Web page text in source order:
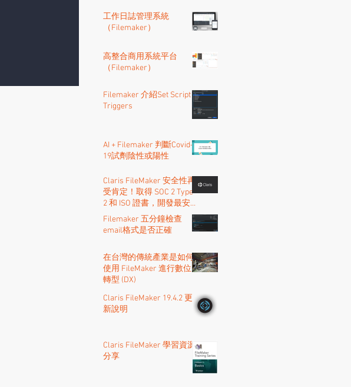
工作日誌管理系統
（Filemaker）
高整合商用系統平台
（Filemaker）
Filemaker 介紹Set Script
Triggers
AI + Filemaker 判斷Covid-
19試劑陰性或陽性
Claris FileMaker 安全性再
受肯定！取得 SOC 2 Type
2 和 ISO 證書，開發最安全
的的低程式碼系統
Filemaker 五分鐘檢查
email格式是否正確
在台灣的傳統產業是如何
使用 FileMaker 進行數位
轉型 (DX)
Claris FileMaker 19.4.2 更
新說明
Claris FileMaker 學習資源
分享